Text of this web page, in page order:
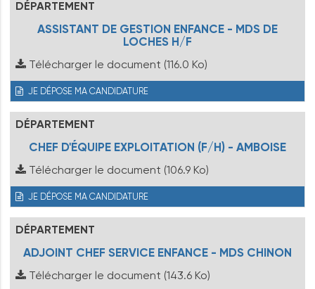
DÉPARTEMENT
ASSISTANT DE GESTION ENFANCE - MDS DE
LOCHES H/F
Télécharger le document (116.0 Ko)
JE DÉPOSE MA CANDIDATURE
DÉPARTEMENT
CHEF D'ÉQUIPE EXPLOITATION (F/H) - AMBOISE
Télécharger le document (106.9 Ko)
JE DÉPOSE MA CANDIDATURE
DÉPARTEMENT
ADJOINT CHEF SERVICE ENFANCE - MDS CHINON
Télécharger le document (143.6 Ko)